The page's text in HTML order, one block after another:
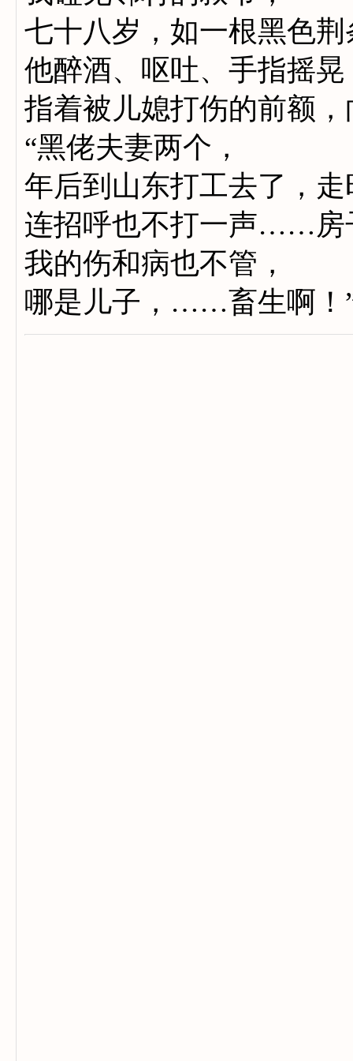
七十八岁，如一根黑色荆
他醉酒、呕吐、手指摇晃
指着被儿媳打伤的前额
“黑佬夫妻两个，
年后到山东打工去了，走
连招呼也不打一声……房
我的伤和病也不管，
哪是儿子，……畜生啊！